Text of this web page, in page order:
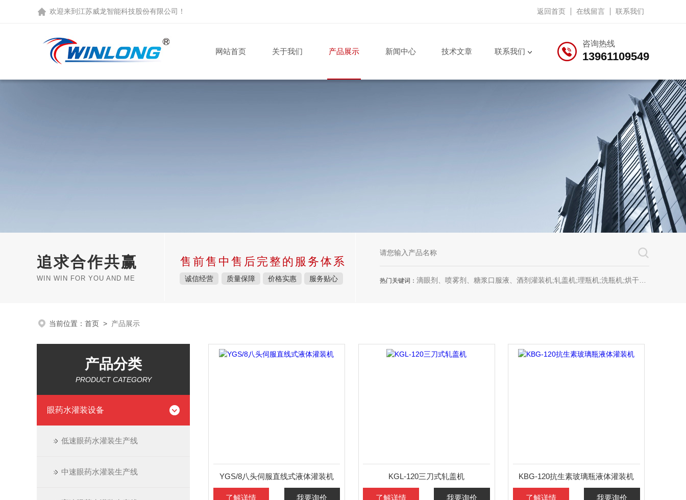
欢迎来到 江苏威龙智能科技股份有限公司 ！ 返回首页 在线留言 联系我们
咨询热线
13961109549
网站首页 关于我们 产品展示 新闻中心 技术文章 联系我们
追求合作共赢
WIN WIN FOR YOU AND ME
售前售中售后完整的服务体系
诚信经营 质量保障 价格实惠 服务贴心 热门关键词： 滴眼剂、喷雾剂、糖浆口服液、酒剂灌装机;轧盖机;理瓶机;洗瓶机;烘干机;套标机;喷码机;贴标机
当前位置： 首页 > 产品展示
产品分类
PRODUCT CATEGORY
眼药水灌装设备
低速眼药水灌装生产线
中速眼药水灌装生产线
YGS/8八头伺服直线式液体灌装机
了解详情 我要询价
KGL-120三刀式轧盖机
了解详情 我要询价
KBG-120抗生素玻璃瓶液体灌装机
了解详情 我要询价